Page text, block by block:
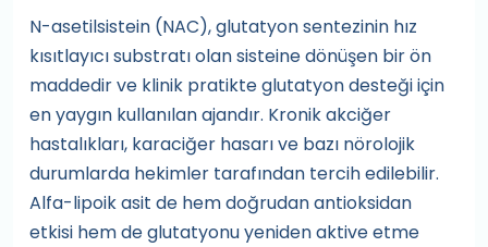
N-asetilsistein (NAC), glutatyon sentezinin hız
kısıtlayıcı substratı olan sisteine dönüşen bir ön
maddedir ve klinik pratikte glutatyon desteği için
en yaygın kullanılan ajandır. Kronik akciğer
hastalıkları, karaciğer hasarı ve bazı nörolojik
durumlarda hekimler tarafından tercih edilebilir.
Alfa-lipoik asit de hem doğrudan antioksidan
etkisi hem de glutatyonu yeniden aktive etme